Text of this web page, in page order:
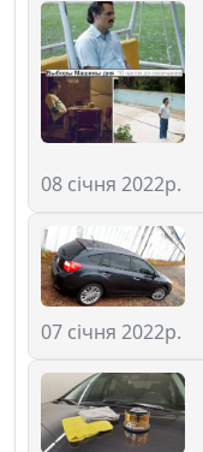
08 січня 2022р.
07 січня 2022р.